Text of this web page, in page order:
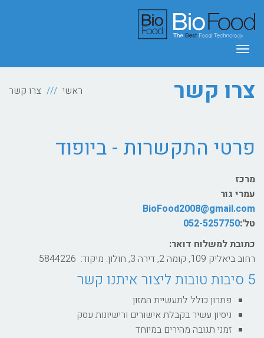
תפריט
ראשי צרו קשר צרו קשר
פרטי התקשרות - ביופוד
מרכז
עמרי גור
BioFood2008@gmail.com
טל':052-5257750
כתובת למשלוח דואר:
רחוב ביאליק 109, קומה 2, דירה 3, חולון. מיקוד: 5844226
5 סיבות טובות ליצור איתנו קשר
פתרון כולל לתעשיית המזון
ניסיון עשיר בקבלת אישורים ורישיונות עסק
זמני תגובה מהירים במיוחד